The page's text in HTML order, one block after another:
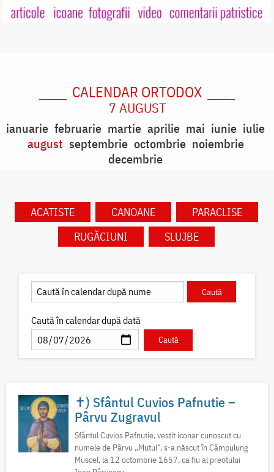
CALENDAR ORTODOX
7 AUGUST
ianuarie februarie martie aprilie mai iunie iulie
august septembrie octombrie noiembrie
decembrie
ACATISTE CANOANE
PARACLISE
RUGĂCIUNI
SLUJBE
Caută în calendar după dată
✝) Sfântul Cuvios Pafnutie –
Pârvu Zugravul
Sfântul Cuvios Pafnutie, vestit iconar cunoscut cu
numele de Pârvu „Mutul”, s-a născut în Câmpulung
Muscel, la 12 octombrie 1657, ca fiu al preotului